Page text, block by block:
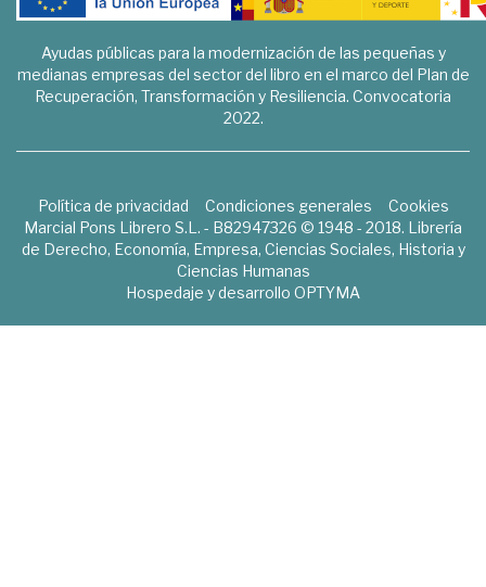
Ayudas públicas para la modernización de las pequeñas y
medianas empresas del sector del libro en el marco del Plan de
Recuperación, Transformación y Resiliencia. Convocatoria
2022.
Política de privacidad Condiciones generales
Cookies
Marcial Pons Librero S.L. - B82947326 © 1948 - 2018. Librería
de Derecho, Economía, Empresa, Ciencias Sociales, Historia y
Ciencias Humanas
Hospedaje y desarrollo OPTYMA